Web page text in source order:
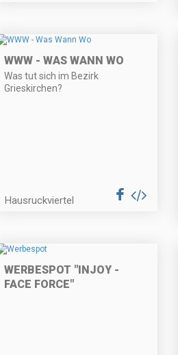
WWW - WAS WANN WO
Was tut sich im Bezirk
Grieskirchen?
Hausruckviertel
WERBESPOT "INJOY -
FACE FORCE"